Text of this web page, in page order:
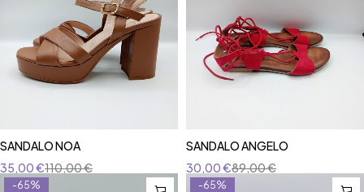
SANDALO NOA
110,00€
35,00€
SANDALO ANGELO
89,00€
30,00€
-65% -65%